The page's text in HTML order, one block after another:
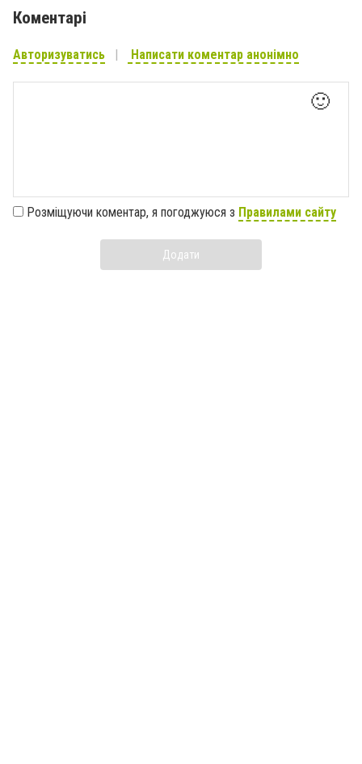
Коментарі
Авторизуватись Написати коментар анонімно
🙂
Розміщуючи коментар, я погоджуюся з Правилами сайту
Додати